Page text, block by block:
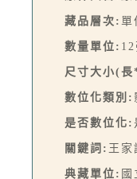
藏品層次: 單
數量單位:
尺寸大小(
數位化類別:
是否數位化:
關鍵詞: 王
典藏單位: